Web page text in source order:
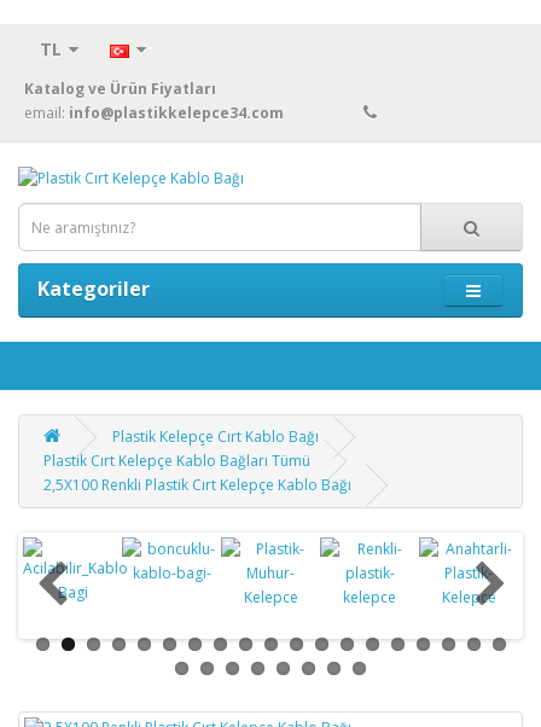
TL
Katalog ve Ürün Fiyatları
email: info@plastikkelepce34.com
Kategoriler
Plastik Kelepçe Cırt Kablo Bağı
Plastik Cırt Kelepçe Kablo Bağları Tümü
2,5X100 Renkli Plastik Cırt Kelepçe Kablo Bağı